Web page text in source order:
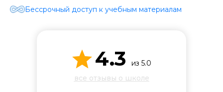
Бессрочный доступ к учебным материалам
4.3
из 5.0
все отзывы о школе
Программа обучения *